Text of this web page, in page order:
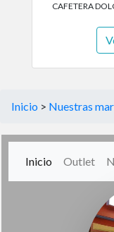
CAFETERA
Inicio > Nuestras
Inicio (current)
Outlet